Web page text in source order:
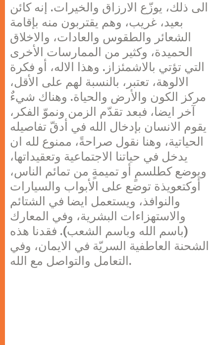
الى ذلك، يوزّع الارزاق والخيرات. إنه كائن
بعيد، غريب، وهم يقتربون منه بإقامة
الشعائر والطقوس والعادات، والاخلاق
الحميدة، وكثير من الممارسات الأخرى
التي تؤتي بالاشمئزاز. وهذا الاله، أو فكرة
الالوهة، تعتبر، بالنسبة لهم على الأقل،
مركز الكون والأرض والحياة. وهناك شيءٌ
آخر ايضا، فبعد تقدّم الزمن ونموّ الفكر،
يقوم الانسان بإدخال الله في أدقّ تفاصيله
الحياتية، وهنا نقول صراحةً، ممنوع لله ان
يدخل في حياتنا الاجتماعية وتعقيداتها،
ويوضع كطلسمٍ أو تميمةٍ من تمائم الناس،
أوكتعويذة توضع على الأبواب والسيارات
والنوافذ، ويستعمل ايضا في الشتائم
والاستهزاءات البشرية، وفي المعارك
(باسم الله وباسم الشعب). فقدنا هذه
الشحنة العاطفية السريّة في الايمان، وفي
التعامل والتواصل مع الله.